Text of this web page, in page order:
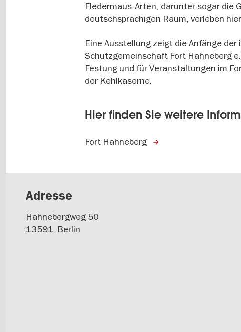
Fledermaus-Arten, darunter sogar die
deutschsprachigen Raum, verleben
Eine Ausstellung zeigt die Anfänge
Schutzgemeinschaft Fort Hahneberg
Festung und für Veranstaltungen im
der Kehlkaserne.
Hier finden Sie weitere
Fort Hahneberg
Adresse
Hahnebergweg 50
13591 Berlin